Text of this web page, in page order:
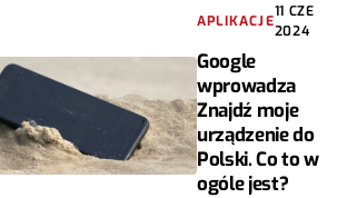
APLIKACJE
11 CZE
2024
Google
wprowadza
Znajdź moje
urządzenie do
Polski. Co to w
ogóle jest?